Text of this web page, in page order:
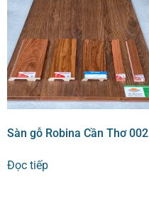
Sàn gỗ Robina Cần Thơ 002
Đọc tiếp